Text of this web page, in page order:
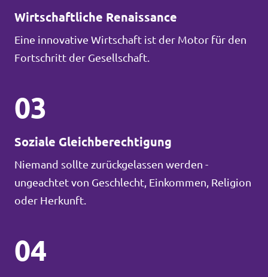
Wirtschaftliche Renaissance
Eine innovative Wirtschaft ist der Motor für den
Fortschritt der Gesellschaft.
03
Soziale Gleichberechtigung
Niemand sollte zurückgelassen werden -
ungeachtet von Geschlecht, Einkommen, Religion
oder Herkunft.
04